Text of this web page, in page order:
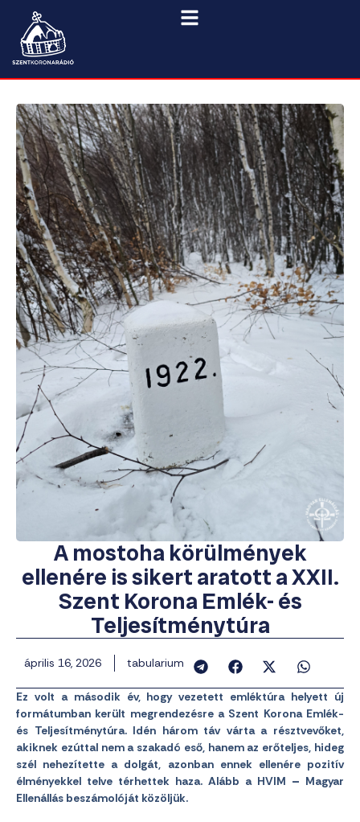
A mostoha körülmények
ellenére is sikert aratott a XXII.
Szent Korona Emlék- és
Teljesítménytúra
április 16, 2026 tabularium
Ez volt a második év, hogy vezetett emléktúra helyett új
formátumban került megrendezésre a Szent Korona Emlék-
és Teljesítménytúra. Idén három táv várta a résztvevőket,
akiknek ezúttal nem a szakadó eső, hanem az erőteljes, hideg
szél nehezítette a dolgát, azonban ennek ellenére pozitív
élményekkel telve térhettek haza. Alább a HVIM – Magyar
Ellenállás beszámolóját közöljük.